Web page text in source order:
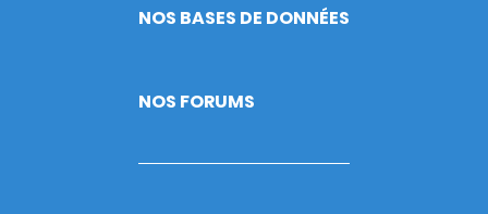
NOS BASES DE DONNÉES
NOS FORUMS